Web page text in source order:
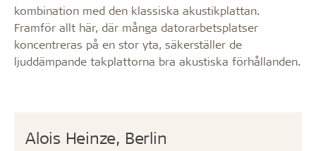
Alois Heinze, Berlin
kombination med den klassiska akustikplattan.
Framför allt här, där många datorarbetsplatser
koncentreras på en stor yta, säkerställer de
ljuddämpande takplattorna bra akustiska förhållanden.